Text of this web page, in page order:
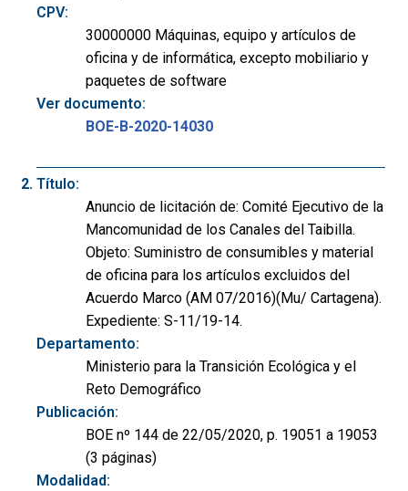
CPV:
30000000 Máquinas, equipo y artículos de
oficina y de informática, excepto mobiliario y
paquetes de software
Ver documento:
BOE-B-2020-14030
Título:
Anuncio de licitación de: Comité Ejecutivo de la
Mancomunidad de los Canales del Taibilla.
Objeto: Suministro de consumibles y material
de oficina para los artículos excluidos del
Acuerdo Marco (AM 07/2016)(Mu/ Cartagena).
Expediente: S-11/19-14.
Departamento:
Ministerio para la Transición Ecológica y el
Reto Demográfico
Publicación:
BOE nº 144 de 22/05/2020, p. 19051 a 19053
(3 páginas)
Modalidad: